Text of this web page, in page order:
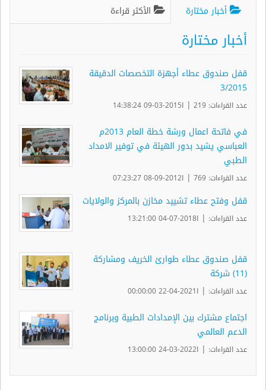
أخبار مختارة الأكثر قراءة
أخبار مختارة
قفل صندوق عطاء أجهزة التخصصات الدقيقة
3/2015
عدد القراءات: 219 | ا2015-03-09 14:38:24
في فاتحة اعمال ورشة خطة العام 2013م
العباسي يشيد بدور الهيئة في توفير الامداد
الطبي
عدد القراءات: 769 | ا2012-09-08 07:23:27
قفل وفتح عطاء تشييد مخازن بالمركز والولايات
عدد القراءات: | ا2018-07-04 13:21:00
قفل صندوق عطاء طوارئ الخريف ومشاركة
(11) شركة
عدد القراءات: | ا2021-04-22 00:00:00
اجتماع مشترك بين الإمدادات الطبية وبرنامج
الدعم العالمي
عدد القراءات: | ا2022-03-24 13:00:00